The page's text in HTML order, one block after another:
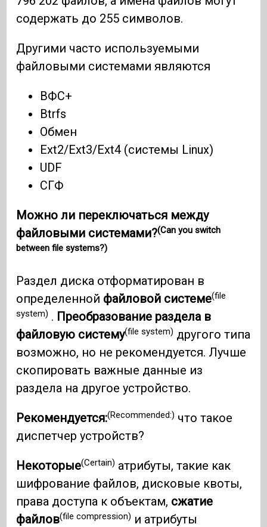
содержать до 255 символов.
Другими часто используемыми
файловыми системами являются
ВФС+
Btrfs
Обмен
Ext2/Ext3/Ext4 (системы Linux)
UDF
СГФ
Можно ли переключаться между
файловыми системами?(Can you switch
between file systems?)
Раздел диска отформатирован в
определенной файловой системе(file
system) . Преобразование раздела в
файловую систему(file system) другого типа
возможно, но не рекомендуется. Лучше
скопировать важные данные из
раздела на другое устройство.
Рекомендуется:(Recommended:) что такое
диспетчер устройств?
Некоторые(Certain) атрибуты, такие как
шифрование файлов, дисковые квоты,
права доступа к объектам, сжатие
файлов(file compression) и атрибуты